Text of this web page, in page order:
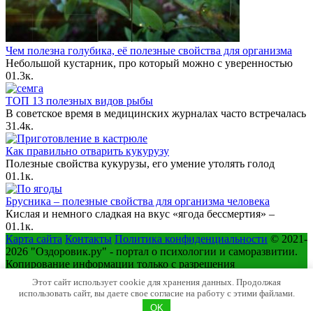
Чем полезна голубика, её полезные свойства для организма
Небольшой кустарник, про который можно с уверенностью
01.3к.
ТОП 13 полезных видов рыбы
В советское время в медицинских журналах часто встречалась
31.4к.
Как правильно отварить кукурузу
Полезные свойства кукурузы, его умение утолять голод
01.1к.
Брусника – полезные свойства для организма человека
Кислая и немного сладкая на вкус «ягода бессмертия» –
01.1к.
Карта сайта Контакты Политика конфиденциальности © 2021-
2026 "Оздоровик.ру" - портал о психологии и саморазвитии.
Копирование информации только с разрешения
правообладателя.
Этот сайт использует cookie для хранения данных. Продолжая
использовать сайт, вы даете свое согласие на работу с этими файлами.
OK